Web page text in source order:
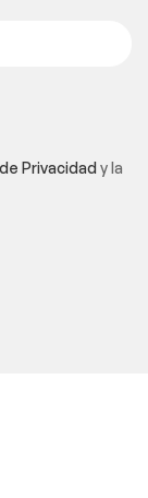
Privacidady la